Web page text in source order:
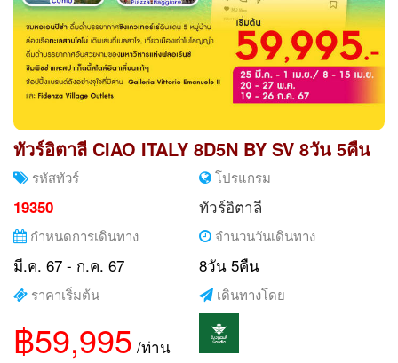
ทัวร์อิตาลี CIAO ITALY 8D5N BY SV 8วัน 5คืน
รหัสทัวร์
19350
โปรแกรม
ทัวร์อิตาลี
กำหนดการเดินทาง
มี.ค. 67 - ก.ค. 67
จำนวนวันเดินทาง
8วัน 5คืน
ราคาเริ่มต้น
฿59,995 /ท่าน
เดินทางโดย